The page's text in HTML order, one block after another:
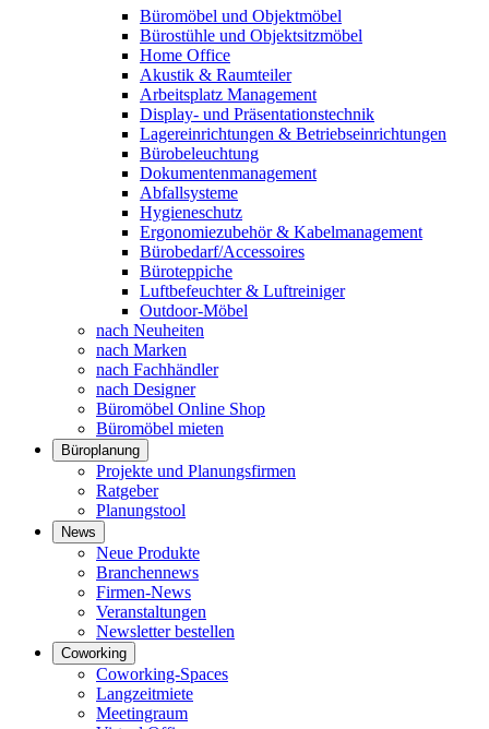
Büromöbel und Objektmöbel
Bürostühle und Objektsitzmöbel
Home Office
Akustik & Raumteiler
Arbeitsplatz Management
Display- und Präsentationstechnik
Lagereinrichtungen & Betriebseinrichtungen
Bürobeleuchtung
Dokumentenmanagement
Abfallsysteme
Hygieneschutz
Ergonomiezubehör & Kabelmanagement
Bürobedarf/Accessoires
Büroteppiche
Luftbefeuchter & Luftreiniger
Outdoor-Möbel
nach Neuheiten
nach Marken
nach Fachhändler
nach Designer
Büromöbel Online Shop
Büromöbel mieten
Büroplanung
Projekte und Planungsfirmen
Ratgeber
Planungstool
News
Neue Produkte
Branchennews
Firmen-News
Veranstaltungen
Newsletter bestellen
Coworking
Coworking-Spaces
Langzeitmiete
Meetingraum